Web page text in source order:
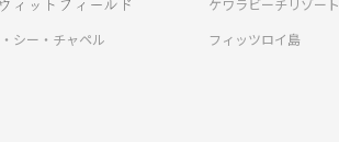
ィットフィールド
シー・チャペル
ケワラビーチリゾート
フィッツロイ島